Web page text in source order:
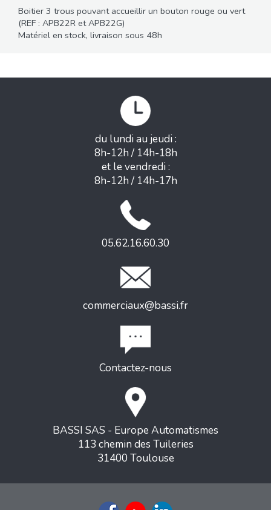
Boitier 3 trous pouvant accueillir un bouton rouge ou vert
(REF : APB22R et APB22G)
Matériel en stock, livraison sous 48h
du lundi au jeudi :
8h-12h / 14h-18h
et le vendredi :
8h-12h / 14h-17h
05.62.16.60.30
commerciaux@bassi.fr
Contactez-nous
BASSI SAS - Europe Automatismes
113 chemin des Tuileries
31400 Toulouse